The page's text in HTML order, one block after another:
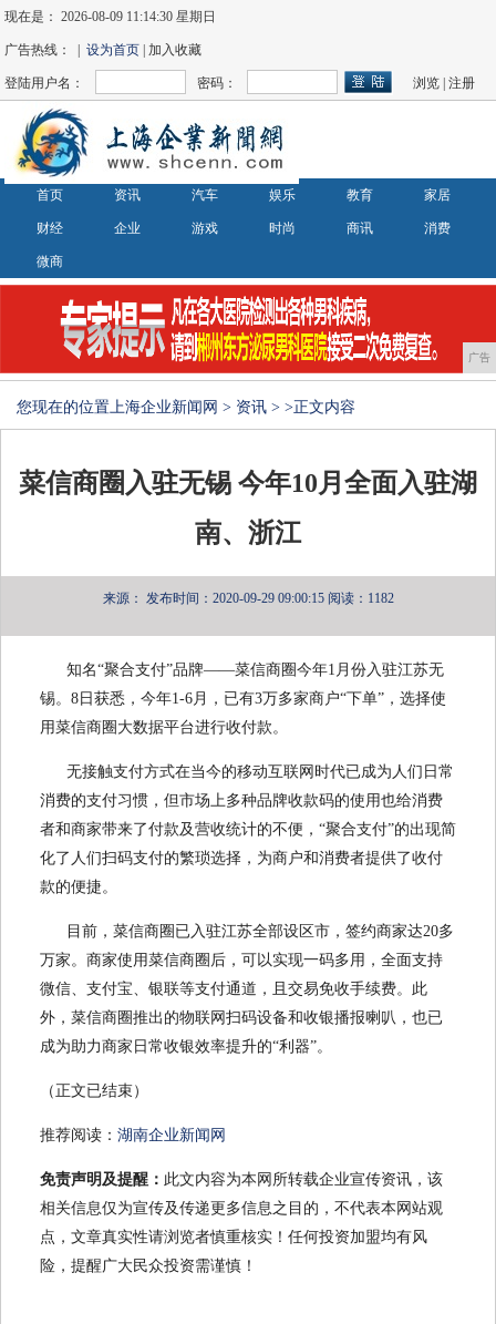
现在是：2026-08-09 11:14:31 星期日
广告热线： |设为首页 | 加入收藏
登陆用户名： 密码： 浏览 |注册
首页 资讯 汽车 娱乐 教育 家居
财经 企业 游戏 时尚 商讯 消费
微商
广告
您现在的位置上海企业新闻网 > 资讯 > >正文内容
菜信商圈入驻无锡 今年10月全面入驻湖
南、浙江
来源： 发布时间：2020-09-29 09:00:15 阅读：1182
知名“聚合支付”品牌——菜信商圈今年1月份入驻江苏无
锡。8日获悉，今年1-6月，已有3万多家商户“下单”，选择使
用菜信商圈大数据平台进行收付款。
无接触支付方式在当今的移动互联网时代已成为人们日常
消费的支付习惯，但市场上多种品牌收款码的使用也给消费
者和商家带来了付款及营收统计的不便，“聚合支付”的出现简
化了人们扫码支付的繁琐选择，为商户和消费者提供了收付
款的便捷。
目前，菜信商圈已入驻江苏全部设区市，签约商家达20多
万家。商家使用菜信商圈后，可以实现一码多用，全面支持
微信、支付宝、银联等支付通道，且交易免收手续费。此
外，菜信商圈推出的物联网扫码设备和收银播报喇叭，也已
成为助力商家日常收银效率提升的“利器”。
（正文已结束）
推荐阅读： 湖南企业新闻网
免责声明及提醒： 此文内容为本网所转载企业宣传资讯，该
相关信息仅为宣传及传递更多信息之目的，不代表本网站观
点，文章真实性请浏览者慎重核实！任何投资加盟均有风
险，提醒广大民众投资需谨慎！